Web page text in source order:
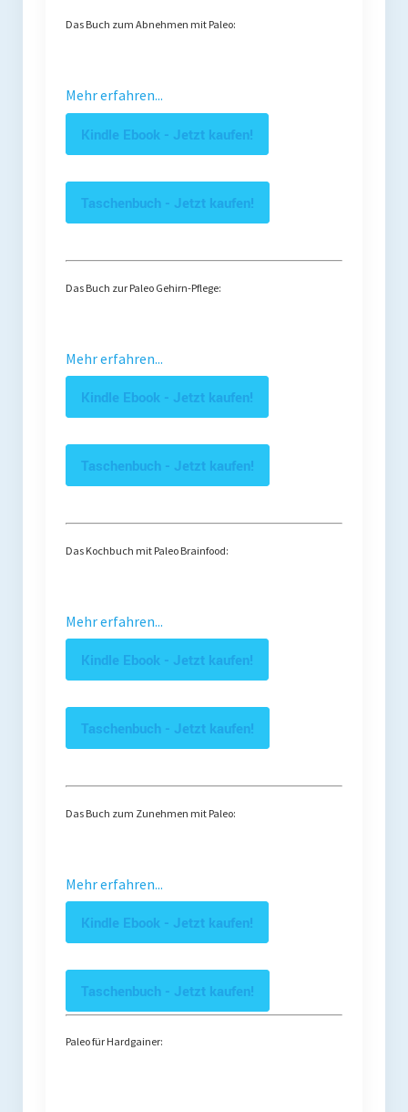
Das Buch zum Abnehmen mit Paleo:
Mehr erfahren...
Kindle Ebook - Jetzt kaufen!
Taschenbuch - Jetzt kaufen!
Das Buch zur Paleo Gehirn-Pflege:
Mehr erfahren...
Kindle Ebook - Jetzt kaufen!
Taschenbuch - Jetzt kaufen!
Das Kochbuch mit Paleo Brainfood:
Mehr erfahren...
Kindle Ebook - Jetzt kaufen!
Taschenbuch - Jetzt kaufen!
Das Buch zum Zunehmen mit Paleo:
Mehr erfahren...
Kindle Ebook - Jetzt kaufen!
Taschenbuch - Jetzt kaufen!
Paleo für Hardgainer: